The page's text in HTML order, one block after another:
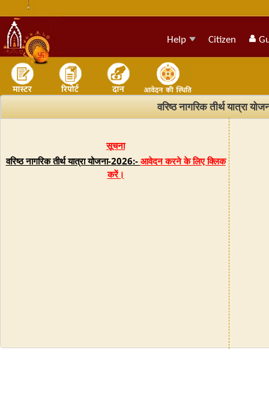
Help Citizen
वरिष्ठ नागरिक तीर्थ यात्रा
सूचना
वरिष्ठ नागरिक तीर्थ यात्रा योजना-2026:- आवेदन करने के लिए क्लिक
करें।